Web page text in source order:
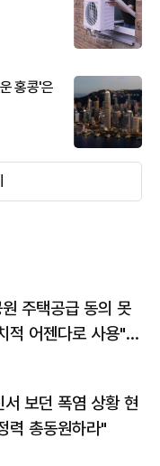
홍콩'은
주택공급 동의 못
어젠다로 사용"
보던 폭염 상황 현
력 총동원하라"